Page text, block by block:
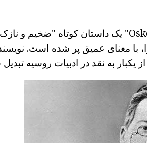
با معنای عمیق پر شده است.
یکبار به نقد در ادبیات روسیه